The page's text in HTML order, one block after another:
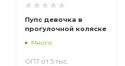
Пупс девочка в
прогулочной коляске
Много
ОПТ от 5 тыс.